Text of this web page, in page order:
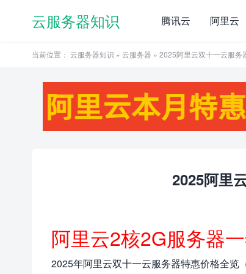
云服务器知识 腾讯云 阿里云
当前位置： 云服务器知识 » 云服务器 » 2025阿里云双十一云服务
2025阿里
阿里云2核2G服务器
2025年阿里云双十一云服务器特惠价格全览